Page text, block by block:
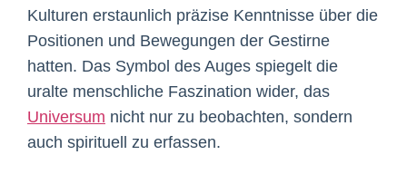
Kulturen erstaunlich präzise Kenntnisse über die
Positionen und Bewegungen der Gestirne
hatten. Das Symbol des Auges spiegelt die
uralte menschliche Faszination wider, das
Universum nicht nur zu beobachten, sondern
auch spirituell zu erfassen.